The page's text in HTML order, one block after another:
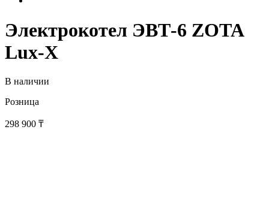
Электрокотел ЭВТ-6 ZOTA
Lux-X
В наличии
Розница
298 900 ₸